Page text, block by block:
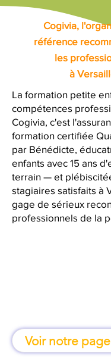
Cogivia,
référence
les
à
La formation petite
compétences
Cogivia, c'est
formation certifiée
par Bénédicte,
enfants avec 15 ans
terrain — et
stagiaires satisfaits à
gage de sérieux
professionnels de la
Voir notre